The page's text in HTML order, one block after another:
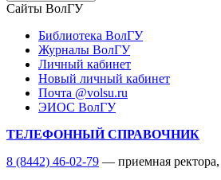
Сайты ВолГУ
Библиотека ВолГУ
Журналы ВолГУ
Личный кабинет
Новый личный кабинет
Почта @volsu.ru
ЭИОС ВолГУ
ТЕЛЕФОННЫЙ СПРАВОЧНИК
8 (8442) 46-02-79 — приемная ректора,